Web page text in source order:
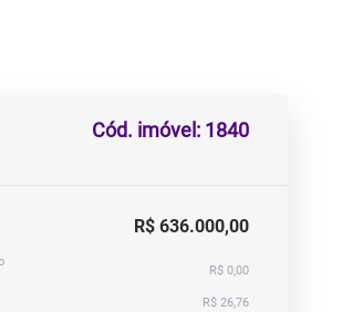
Cód. imóvel: 1840
R$ 636.000,00
R$ 0,00
R$ 26,76